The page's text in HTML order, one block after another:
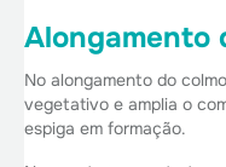
Alongamento
No alongamento do
vegetativo e amplia o
espiga em formação.